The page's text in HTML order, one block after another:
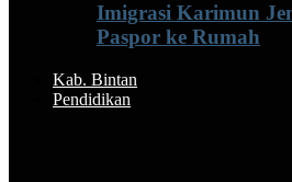
Imigrasi Karimun
Paspor ke Rumah
Kab. Bintan
Pendidikan